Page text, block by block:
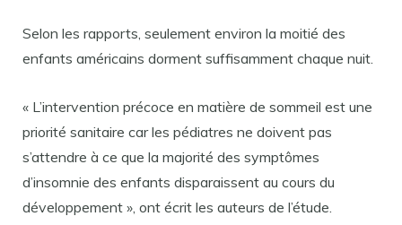
Selon les rapports, seulement environ la moitié des
enfants américains dorment suffisamment chaque nuit.
« L’intervention précoce en matière de sommeil est une
priorité sanitaire car les pédiatres ne doivent pas
s’attendre à ce que la majorité des symptômes
d’insomnie des enfants disparaissent au cours du
développement », ont écrit les auteurs de l’étude.